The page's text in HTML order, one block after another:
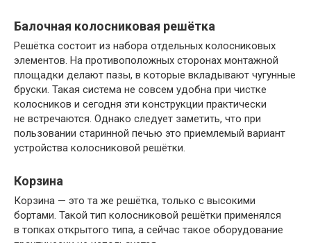
Балочная колосниковая решётка
Решётка состоит из набора отдельных колосниковых
элементов. На противоположных сторонах монтажной
площадки делают пазы, в которые вкладывают чугунные
бруски. Такая система не совсем удобна при чистке
колосников и сегодня эти конструкции практически
не встречаются. Однако следует заметить, что при
пользовании старинной печью это приемлемый вариант
устройства колосниковой решётки.
Корзина
Корзина — это та же решётка, только с высокими
бортами. Такой тип колосниковой решётки применялся
в топках открытого типа, а сейчас такое оборудование